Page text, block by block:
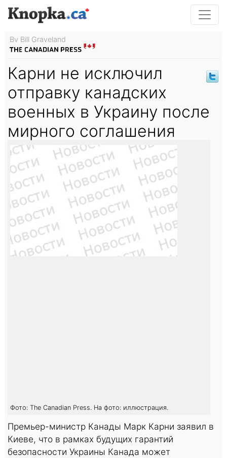
By Bill Graveland
Карни не исключил
отправку канадских
военных в Украину после
мирного соглашения
Фото: The Canadian Press. На фото: иллюстрация.
Премьер-министр Канады Марк Карни заявил в
Киеве, что в рамках будущих гарантий
безопасности Украины Канада может